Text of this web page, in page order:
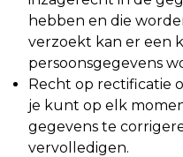
hebben en die
verzoekt kan er een
persoonsgegevens
Recht op rectificatie
je kunt op elk
gegevens te
vervolledigen.